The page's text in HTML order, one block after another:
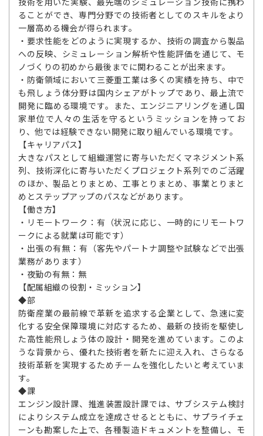
ることができ、専門分野での技術者としてのスキルをより
一層高める機会が得られます。
・要求性能をどのように実現するか、技術の調査から製品
への反映、シミュレーション解析や性能評価を通じて、モ
ノづくりの初めから最後までに関わることが出来ます。
・防衛領域において三菱重工業は多くの実績を持ち、中で
も飛しょう体分野は国内シェアがトップであり、最上流で
開発に臨める環境です。また、エンジニアリングを通し国
家単位で人々の生活を守るというミッションを持ってお
り、他では経験できない開発に取り組んでいる環境です。
【キャリアパス】
大きなパスとして組織運営に寄与いただくマネジメント系
列、技術深化に寄与いただくプロジェクト系列でのご活躍
のほか、製品とりまとめ、工事とりまとめ、事業とりまと
めとステップアップのパスなどがあります。
【働き方】
・リモートワーク：有（状況に応じ、一時的にリモートワ
ークによる就業は可能です）
・出張の有無：有（客先やパートナ調整や試験などで出張
業務があります）
・夜勤の有無：無
【配属組織の役割・ミッション】
◆部
防衛産業の最前線で革新を追求する企業として、急速に変
化する安全保障環境に対応するため、最新の技術を駆使し
た高性能飛しょう体の設計・開発を進めています。このよ
うな背景から、優れた技術者を新たに迎え入れ、さらなる
技術革新を実現するためチームを強化したいと考えていま
す。
◆課
エンジン設計課、推進装置設計課では、サブシステム検討
によりシステム成立を達成させるとともに、サプライチェ
ーンも勘案した上で、各種製造ドキュメントを整備し、モ